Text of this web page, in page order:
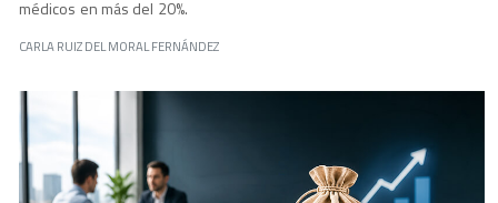
médicos en más del 20%.
CARLA RUIZ DEL MORAL FERNÁNDEZ